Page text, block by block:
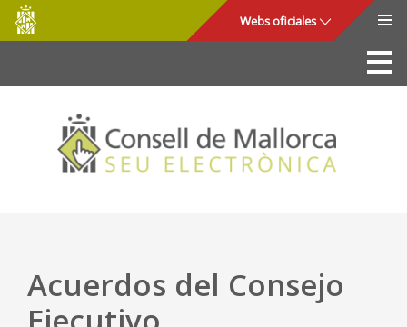
Saltar al contenido principal
Consell
de
Mallorca
Webs oficiales
La Sede
Consejo de Mallorca
Acceso y seguridad
Utilidades
Mapa web
Acuerdos del Consejo